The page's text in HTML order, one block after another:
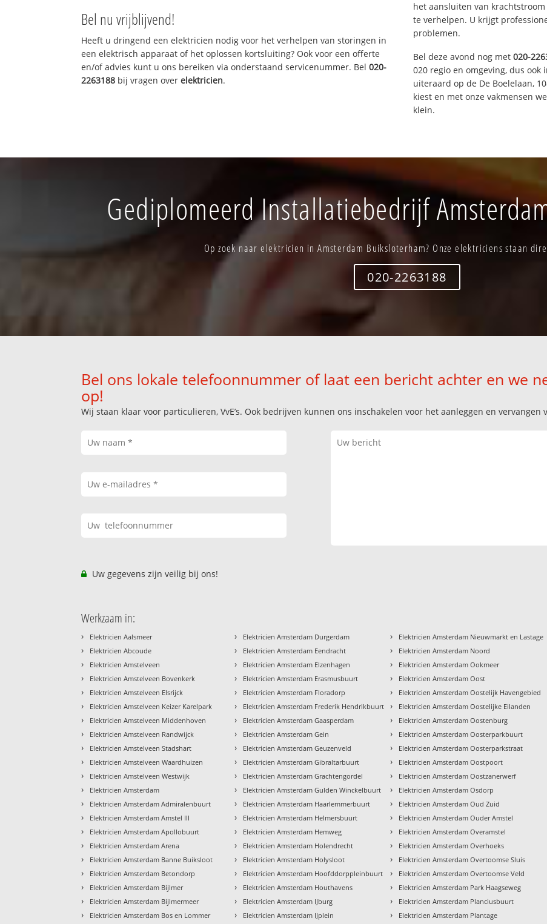
Bel nu vrijblijvend!
Heeft u dringend een elektricien nodig voor het verhelpen van storingen in
een elektrisch apparaat of het oplossen kortsluiting? Ook voor een offerte
en/of advies kunt u ons bereiken via onderstaand servicenummer. Bel020-
2263188 bij vragen overelektricien.
het aansluiten van
te verhelpen. U krijgt
problemen.
Bel deze avond nog met 020-
020 regio en omgeving, dus ook
uiteraard op de De Boelelaan,
kiest en met onze vakmensen
klein.
Gediplomeerd Installatiebedrijf
Op zoek naar elektricien in Amsterdam Buiksloterham? Onze elektriciens staan
020-2263188
Bel ons lokale telefoonnummer of laat een bericht achter en we
op!
Wij staan klaar voor particulieren, VvE’s. Ook bedrijven kunnen ons inschakelen voor het aanleggen en
Uw gegevens zijn veilig bij ons!
Werkzaam in:
› Elektricien Aalsmeer
› Elektricien Abcoude
› Elektricien Amstelveen
› Elektricien Amstelveen Bovenkerk
› Elektricien Amstelveen Elsrijck
› Elektricien Amstelveen Keizer Karelpark
› Elektricien Amstelveen Middenhoven
› Elektricien Amstelveen Randwijck
› Elektricien Amstelveen Stadshart
› Elektricien Amstelveen Waardhuizen
› Elektricien Amstelveen Westwijk
› Elektricien Amsterdam
› Elektricien Amsterdam Admiralenbuurt
› Elektricien Amsterdam Amstel III
› Elektricien Amsterdam Apollobuurt
› Elektricien Amsterdam Arena
› Elektricien Amsterdam Banne Buiksloot
› Elektricien Amsterdam Betondorp
› Elektricien Amsterdam Bijlmer
› Elektricien Amsterdam Bijlmermeer
› Elektricien Amsterdam Bos en Lommer
› Elektricien Amsterdam Durgerdam
› Elektricien Amsterdam Eendracht
› Elektricien Amsterdam Elzenhagen
› Elektricien Amsterdam Erasmusbuurt
› Elektricien Amsterdam Floradorp
› Elektricien Amsterdam Frederik Hendrikbuurt
› Elektricien Amsterdam Gaasperdam
› Elektricien Amsterdam Gein
› Elektricien Amsterdam Geuzenveld
› Elektricien Amsterdam Gibraltarbuurt
› Elektricien Amsterdam Grachtengordel
› Elektricien Amsterdam Gulden Winckelbuurt
› Elektricien Amsterdam Haarlemmerbuurt
› Elektricien Amsterdam Helmersbuurt
› Elektricien Amsterdam Hemweg
› Elektricien Amsterdam Holendrecht
› Elektricien Amsterdam Holysloot
› Elektricien Amsterdam Hoofddorppleinbuurt
› Elektricien Amsterdam Houthavens
› Elektricien Amsterdam IJburg
› Elektricien Amsterdam IJplein
› Elektricien Amsterdam Nieuwmarkt en Lastage
› Elektricien Amsterdam Noord
› Elektricien Amsterdam Ookmeer
› Elektricien Amsterdam Oost
› Elektricien Amsterdam Oostelijk Havengebied
› Elektricien Amsterdam Oostelijke Eilanden
› Elektricien Amsterdam Oostenburg
› Elektricien Amsterdam Oosterparkbuurt
› Elektricien Amsterdam Oosterparkstraat
› Elektricien Amsterdam Oostpoort
› Elektricien Amsterdam Oostzanerwerf
› Elektricien Amsterdam Osdorp
› Elektricien Amsterdam Oud Zuid
› Elektricien Amsterdam Ouder Amstel
› Elektricien Amsterdam Overamstel
› Elektricien Amsterdam Overhoeks
› Elektricien Amsterdam Overtoomse Sluis
› Elektricien Amsterdam Overtoomse Veld
› Elektricien Amsterdam Park Haagseweg
› Elektricien Amsterdam Planciusbuurt
› Elektricien Amsterdam Plantage